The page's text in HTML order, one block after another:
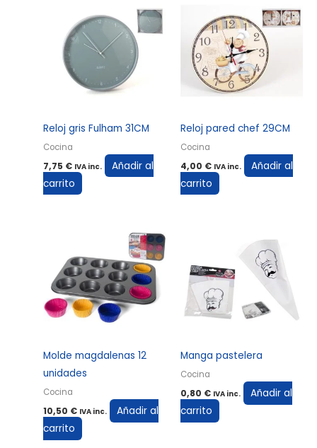
Reloj gris Fulham 31CM
Cocina
7,75 € IVA inc.
Añadir al
carrito
Reloj pared chef 29CM
Cocina
4,00 € IVA inc.
Añadir al
carrito
Molde magdalenas 12
unidades
Cocina
10,50 € IVA inc.
Añadir al
carrito
Manga pastelera
Cocina
0,80 € IVA inc.
Añadir al
carrito